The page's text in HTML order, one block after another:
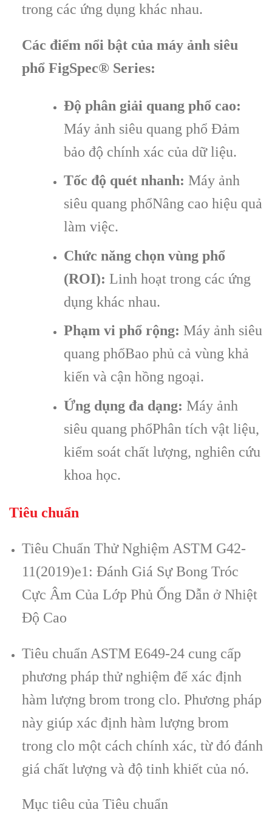
trong các ứng dụng khác nhau.
Các điểm nổi bật của máy ảnh siêu
phổ FigSpec® Series:
Độ phân giải quang phổ cao:
Máy ảnh siêu quang phổ Đảm
bảo độ chính xác của dữ liệu.
Tốc độ quét nhanh: Máy ảnh
siêu quang phổNâng cao hiệu quả
làm việc.
Chức năng chọn vùng phổ
(ROI): Linh hoạt trong các ứng
dụng khác nhau.
Phạm vi phổ rộng: Máy ảnh siêu
quang phổBao phủ cả vùng khả
kiến và cận hồng ngoại.
Ứng dụng đa dạng: Máy ảnh
siêu quang phổPhân tích vật liệu,
kiểm soát chất lượng, nghiên cứu
khoa học.
Tiêu chuẩn
Tiêu Chuẩn Thử Nghiệm ASTM G42-
11(2019)e1: Đánh Giá Sự Bong Tróc
Cực Âm Của Lớp Phủ Ống Dẫn ở Nhiệt
Độ Cao
Tiêu chuẩn ASTM E649-24 cung cấp
phương pháp thử nghiệm để xác định
hàm lượng brom trong clo. Phương pháp
này giúp xác định hàm lượng brom
trong clo một cách chính xác, từ đó đánh
giá chất lượng và độ tinh khiết của nó.
Mục tiêu của Tiêu chuẩn